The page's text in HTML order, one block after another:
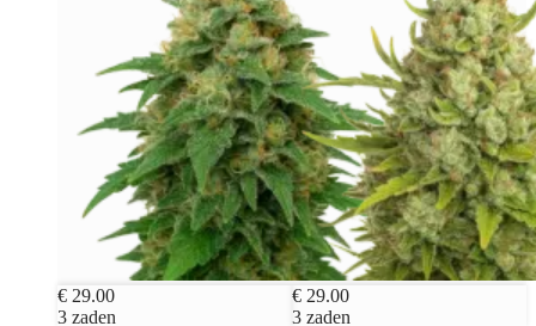
€ 29.00
3 zaden
€ 29.00
3 zaden